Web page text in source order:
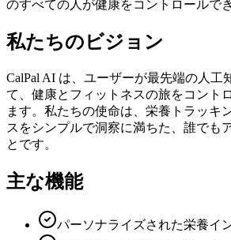
のすべての人が健康をコントロールで
私たちのビジョン
CalPal AI は、ユーザーが最先端の人工
て、健康とフィットネスの旅をコント
ます。私たちの使命は、栄養トラッキ
スをシンプルで洞察に満ちた、誰でも
とです。
主な機能
パーソナライズされた栄養イ